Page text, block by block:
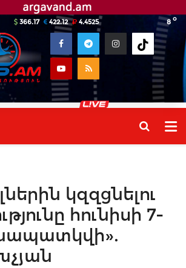
8 o
366.17 422.12 4.4525
կզզցնելու
հունիսի 7-